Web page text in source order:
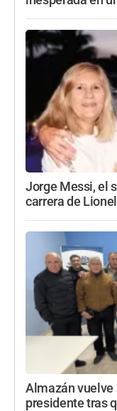
Jorge Messi, el
carrera de
Almazán vuelve
presidente tras